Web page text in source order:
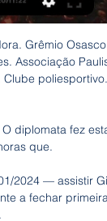
2017,sÃo paulo,bragantino,guarani,ponte preta classificados. semifinais definidas. sÃo paulo x ponte preta guarani x bragantino grupo a bragantino 1x1 sÃo paulo portuguesa 0x1 corinthians sÃo paulo 1x0 portuguesa corinthians 0x2 bragantino bragantino 1x1 portuguesa

- Em Lisboa, “com trabalhadores marítimos angolanos funda o Club Marítimo Africano, correia de transmissão entre os patriotas angolanos que se encontravam em Portugal e os que, em Angola, preparavam os Alicerces do movimento de libertação”. 1955 - Preso no mês de Fevereiro e, posteriormente, condenado a dezoito meses de prisão.

Imperdível! Apartamento Padrão para venda no Jardim Satélite, Barcelona em São José dos Campos. apenas R$ 450.000,00, procure pelo código: 27956

Lisboa, 4 mar (EFE).- O Vitória de Setúbal obteve neste domingo a segunda vitória em três partidas pelo Campeonato Português ao bater o Rio Ave por 1 a 0, se distanciou da zona de rebaixamento e agravou a crise do adversário, que está cada vez mais perto de perder a quinta posição.

Marília, SP, 18 (AFI) – Após anunciar o treinador Luciano Quadros, o Marília segue acertando a contratação de reforços para a disputa da Série A2 do Campeonato Paulista 2017. A diretoria do clube anunciou a contratação do goleiro Éder, ex-Taubaté, e está próxima de anunciar mais um pacote de reforços, segundo divulgou Kléber Lima, narrador da Rádio 950 de Marília e da TV.

Vitória SC X Gil Vicente - AO MINUTO - Maisfutebol - IOL 19/08/2023 — assistir ao jogo. O caráter O MAISFUTEBOL já está em Guimarães, para acompanhar AO VIVO o duelo minhoto entre Vitória SC e Gil Vicente FC.

Do outro lado, o Bragantino não perde há três rodadas e tem a segunda melhor campanha dentro de casa – pendendo apenas para o próprio Coritiba. O Massa Bruta tem seis vitórias, três empates e nenhuma derrota jogando no Nabizão. Transmissão. A partida terá transmissão dos canais SporTV e …

Quinto colocado com 19 pontos em 12 jogos, o Criciúma vive grande fase no Campeonato Catarinense sub-17. O Tigre sofreu apenas uma derrota nas últimas seis partidas e vem de duas vitórias seguidas na competição juvenil.

[[hd ao vivo]] Gil Vicente e Vitória SC ao vivo Veja onde as há 16 horas — [hd ao vivo]] Gil Vicente e Vitória SC ao vivo Veja onde assistir Bilhetes Liga Portugal - Continente Feed 28.01.2024 21/01/2023 ...